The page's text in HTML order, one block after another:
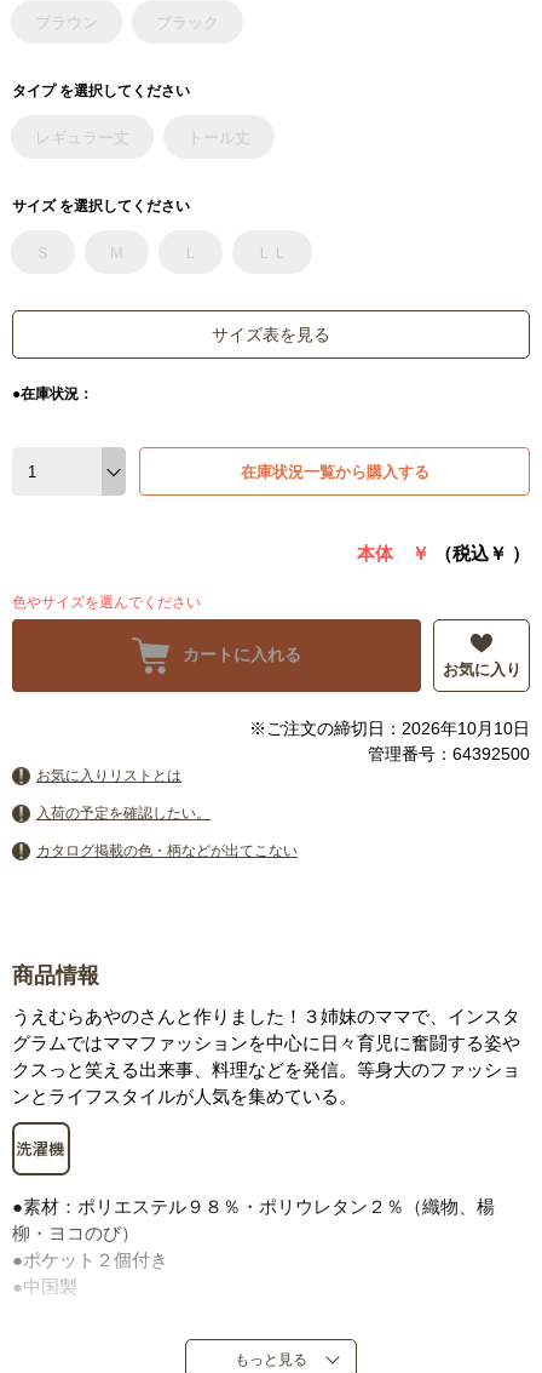
ブラウン ブラック
タイプ を選択してください
レギュラー丈 トール丈
サイズ を選択してください
Ｓ Ｍ Ｌ ＬＬ
サイズ表を見る
●在庫状況：
在庫状況一覧から購入する
本体 ￥ （税込￥ ）
色やサイズを選んでください
カートに入れる
お気に入り
※ご注文の締切日：2026年10月10日
管理番号：64392500
お気に入りリストとは
入荷の予定を確認したい。
カタログ掲載の色・柄などが出てこない
商品情報
うえむらあやのさんと作りました！３姉妹のママで、インスタ
グラムではママファッションを中心に日々育児に奮闘する姿や
クスっと笑える出来事、料理などを発信。等身大のファッショ
ンとライフスタイルが人気を集めている。
●素材：ポリエステル９８％・ポリウレタン２％（織物、楊
柳・ヨコのび）
●ポケット２個付き
●中国製
もっと見る